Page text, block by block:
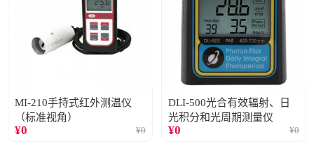
MI-210手持式红外测温仪
（标准视角）
¥0 ¥0
DLI-500光合有效辐射、日
光积分和光周期测量仪
¥0 ¥0